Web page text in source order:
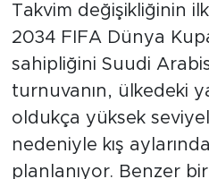
Takvim değişikliğinin
2034 FIFA Dünya
sahipliğini Suudi
turnuvanın, ülkedeki
oldukça yüksek
nedeniyle kış
planlanıyor. Benzer